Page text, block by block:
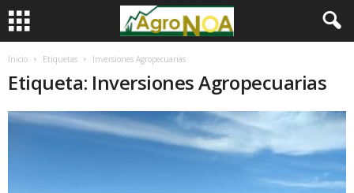
Inicio Etiquetas Inversiones Agropecuarias
Etiqueta: Inversiones Agropecuarias